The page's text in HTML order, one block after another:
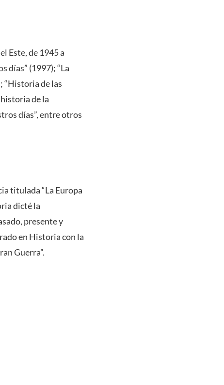
Este, de 1945 a
días” (1997); “La
“Historia de las
de la
días”, entre otros
titulada “La Europa
dicté la
presente y
en Historia con la
Guerra”.